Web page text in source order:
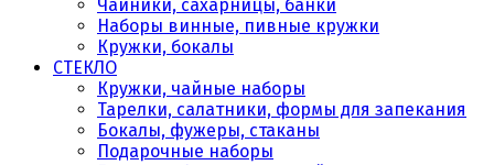
Чайники, сахарницы, банки
Наборы винные, пивные кружки
Кружки, бокалы
СТЕКЛО
Кружки, чайные наборы
Тарелки, салатники, формы для запекания
Бокалы, фужеры, стаканы
Подарочные наборы